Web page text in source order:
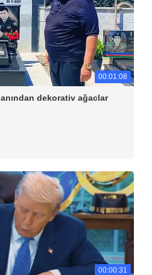
00:01:08
dekorativ ağaclar
00:00:31